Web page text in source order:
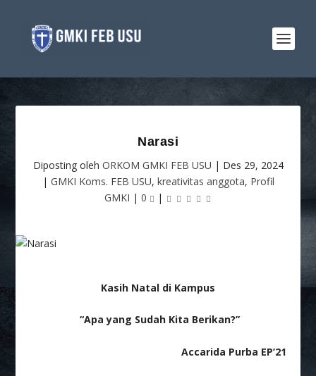
Narasi
Diposting oleh ORKOM GMKI FEB USU | Des 29, 2024
| GMKI Koms. FEB USU, kreativitas anggota, Profil
GMKI | 0 |
Kasih Natal di Kampus
“Apa yang Sudah Kita Berikan?”
Accarida Purba EP’21